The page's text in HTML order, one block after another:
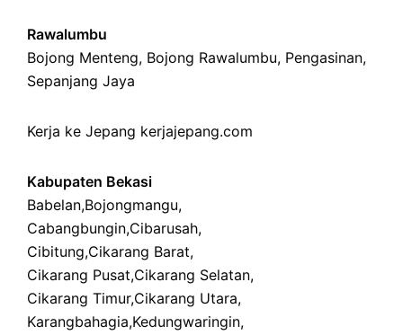
Rawalumbu
Bojong Menteng, Bojong Rawalumbu, Pengasinan,
Sepanjang Jaya
Kerja ke Jepang kerjajepang.com
Kabupaten Bekasi
Babelan,Bojongmangu,
Cabangbungin,Cibarusah,
Cibitung,Cikarang Barat,
Cikarang Pusat,Cikarang Selatan,
Cikarang Timur,Cikarang Utara,
Karangbahagia,Kedungwaringin,